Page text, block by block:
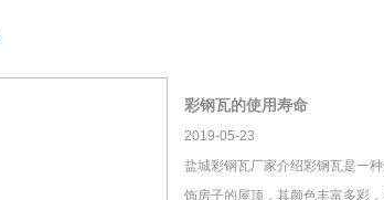
彩钢瓦的使用寿命
2019-05-23
盐城彩钢瓦厂家介绍彩钢瓦是一
饰房子的屋顶，其颜色丰富多彩